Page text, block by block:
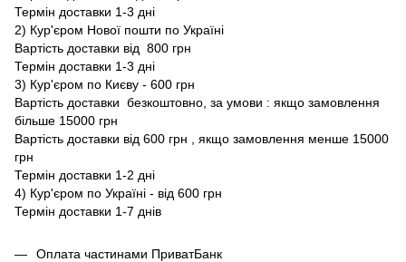
Термін доставки 1-3 дні
2) Кур'єром Нової пошти по Україні
Вартість доставки від 800 грн
Термін доставки 1-3 дні
3) Кур'єром по Києву - 600 грн
Вартість доставки безкоштовно, за умови : якщо замовлення
більше 15000 грн
Вартість доставки від 600 грн , якщо замовлення менше 15000
грн
Термін доставки 1-2 дні
4) Кур'єром по Україні - від 600 грн
Термін доставки 1-7 днів
Оплата частинами ПриватБанк